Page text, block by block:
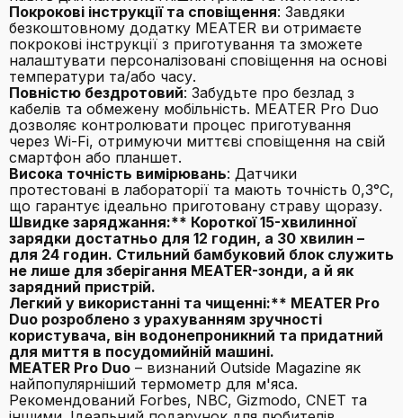
Покрокові інструкції та сповіщення: Завдяки
безкоштовному додатку MEATER ви отримаєте
покрокові інструкції з приготування та зможете
налаштувати персоналізовані сповіщення на основі
температури та/або часу.
Повністю бездротовий: Забудьте про безлад з
кабелів та обмежену мобільність. MEATER Pro Duo
дозволяє контролювати процес приготування
через Wi-Fi, отримуючи миттєві сповіщення на свій
смартфон або планшет.
Висока точність вимірювань: Датчики
протестовані в лабораторії та мають точність 0,3°C,
що гарантує ідеально приготовану страву щоразу.
Швидке заряджання:** Короткої 15-хвилинної
зарядки достатньо для 12 годин, а 30 хвилин –
для 24 годин. Стильний бамбуковий блок служить
не лише для зберігання MEATER-зонди, а й як
зарядний пристрій.
Легкий у використанні та чищенні:** MEATER Pro
Duo розроблено з урахуванням зручності
користувача, він водонепроникний та придатний
для миття в посудомийній машині.
MEATER Pro Duo – визнаний Outside Magazine як
найпопулярніший термометр для м'яса.
Рекомендований Forbes, NBC, Gizmodo, CNET та